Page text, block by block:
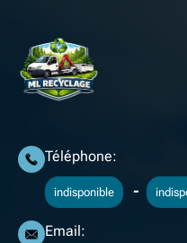
Téléphone:
indisponible -
Email: